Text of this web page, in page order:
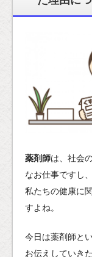
薬剤師は、社会
なお仕事ですし、
私たちの健康に
すよね。
今日は薬剤師と
お伝えしていき